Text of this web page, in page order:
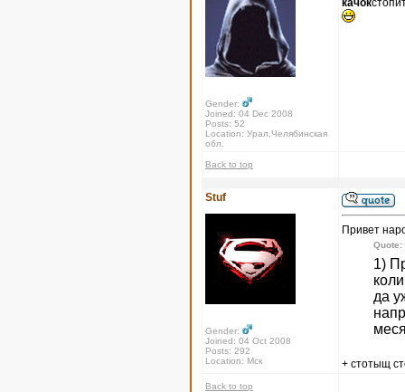
Gender:
Joined: 04 Dec 2008
Posts: 52
Location: Урал,Челябинская
обл.
качок
Back to top
Stuf
Gender:
Joined: 04 Oct 2008
Posts: 292
Location: Мск
Привет
Quote:
1)
да
+ стотыщ
Back to top